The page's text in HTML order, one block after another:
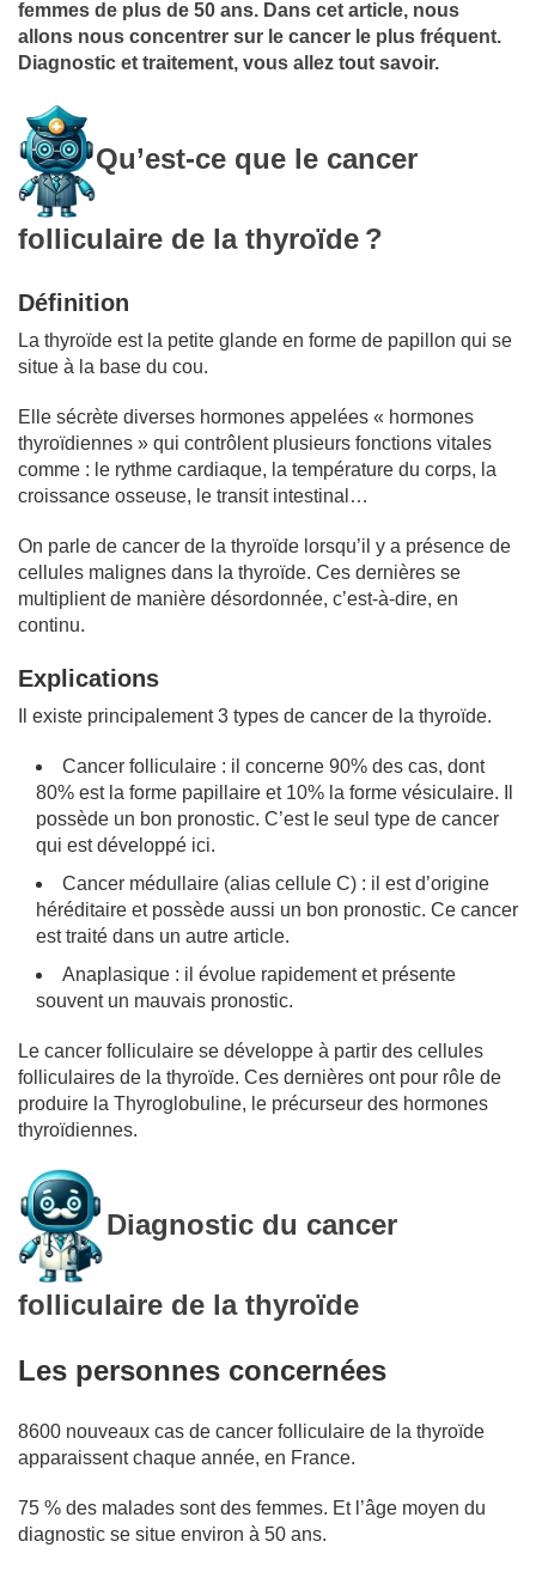
femmes de plus de 50 ans. Dans cet article, nous
allons nous concentrer sur le cancer le plus fréquent.
Diagnostic et traitement, vous allez tout savoir.
Qu’est-ce que le cancer
folliculaire de la thyroïde ?
Définition
La thyroïde est la petite glande en forme de papillon qui se
situe à la base du cou.
Elle sécrète diverses hormones appelées « hormones
thyroïdiennes » qui contrôlent plusieurs fonctions vitales
comme : le rythme cardiaque, la température du corps, la
croissance osseuse, le transit intestinal…
On parle de cancer de la thyroïde lorsqu’il y a présence de
cellules malignes dans la thyroïde. Ces dernières se
multiplient de manière désordonnée, c’est-à-dire, en
continu.
Explications
Il existe principalement 3 types de cancer de la thyroïde.
Cancer folliculaire : il concerne 90% des cas, dont
80% est la forme papillaire et 10% la forme vésiculaire. Il
possède un bon pronostic. C’est le seul type de cancer
qui est développé ici.
Cancer médullaire (alias cellule C) : il est d’origine
héréditaire et possède aussi un bon pronostic. Ce cancer
est traité dans un autre article.
Anaplasique : il évolue rapidement et présente
souvent un mauvais pronostic.
Le cancer folliculaire se développe à partir des cellules
folliculaires de la thyroïde. Ces dernières ont pour rôle de
produire la Thyroglobuline, le précurseur des hormones
thyroïdiennes.
Diagnostic du cancer
folliculaire de la thyroïde
Les personnes concernées
8600 nouveaux cas de cancer folliculaire de la thyroïde
apparaissent chaque année, en France.
75 % des malades sont des femmes. Et l’âge moyen du
diagnostic se situe environ à 50 ans.